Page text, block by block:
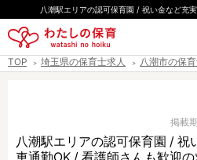
ー
の
八潮駅エリアの認可保育園 / 祝い金など充
TOP 埼玉県の保育士求人 八潮市の保
掲載
八潮駅エリアの認可保育園 / 祝
都道府県